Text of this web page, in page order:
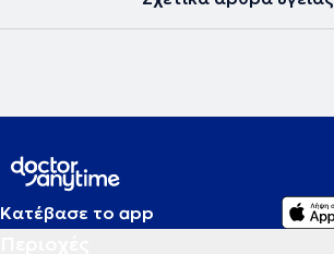
Κατέβασε το app